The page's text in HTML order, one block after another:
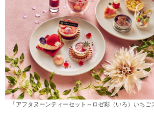
「アフタヌーンティーセット～ロゼ彩（いろ）いち